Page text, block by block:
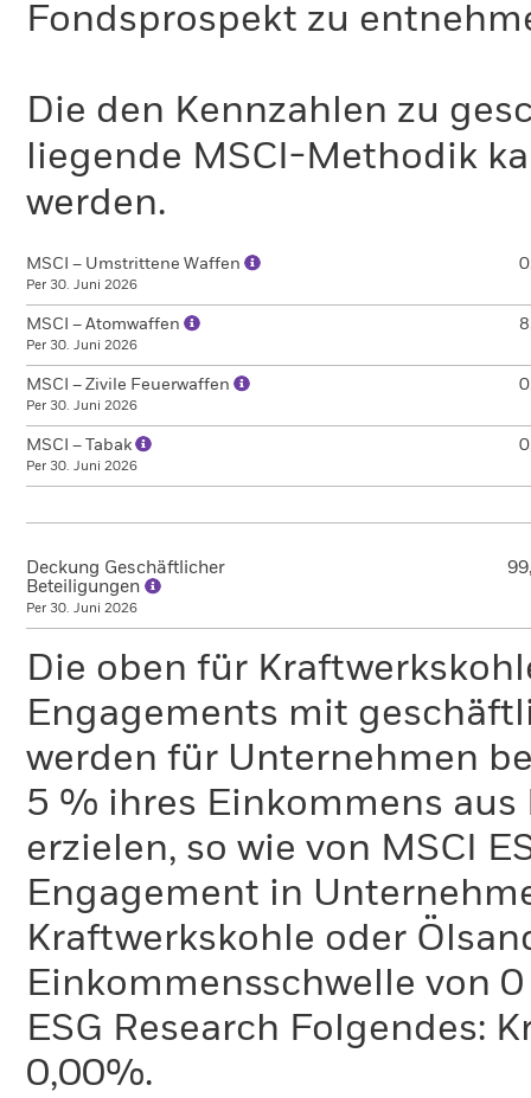
Fondsprospekt zu
Die den Kennzahlen zu
liegende MSCI-Methodik
werden.
MSCI – Umstrittene Waffen
Per 30. Juni 2026
MSCI – Atomwaffen
Per 30. Juni 2026
MSCI – Zivile Feuerwaffen
Per 30. Juni 2026
MSCI – Tabak
Per 30. Juni 2026
Deckung Geschäftlicher
Beteiligungen
Per 30. Juni 2026
Die oben für
Engagements mit
werden für Unternehmen
5 % ihres Einkommens
erzielen, so wie von MSCI
Engagement in
Kraftwerkskohle oder
Einkommensschwelle von
ESG Research Folgendes:
0,00%.